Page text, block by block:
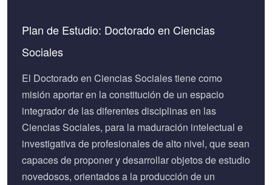
Plan de Estudio: Doctorado en Ciencias
Sociales
El Doctorado en Ciencias Sociales tiene como
misión aportar en la constitución de un espacio
integrador de las diferentes disciplinas en las
Ciencias Sociales, para la maduración intelectual e
investigativa de profesionales de alto nivel, que sean
capaces de proponer y desarrollar objetos de estudio
novedosos, orientados a la producción de un